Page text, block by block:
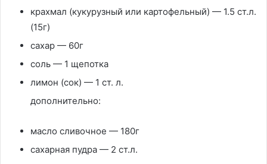
крахмал (кукурузный или картофельный) — 1.5 ст.л.
(15г)
сахар — 60г
соль — 1 щепотка
лимон (сок) — 1 ст. л.
дополнительно:
масло сливочное — 180г
сахарная пудра — 2 ст.л.